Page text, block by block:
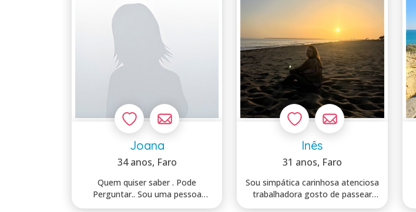
Joana
34 anos, Faro
Quem quiser saber . Pode
Perguntar.. Sou uma pessoa
simples… e faland...
Inês
31 anos, Faro
Sou simpática carinhosa atenciosa
trabalhadora gosto de passear
gosto ...